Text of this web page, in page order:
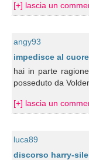
[+] lascia un
angy93
impedisce al
hai in parte
posseduto da
[+] lascia un
luca89
discorso harry-